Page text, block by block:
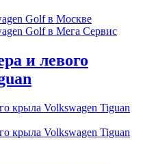
и левого